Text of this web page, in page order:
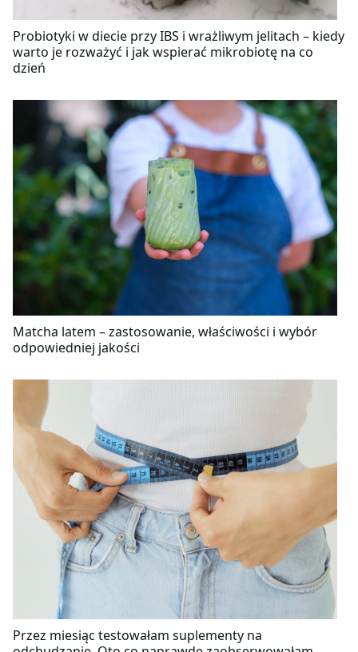
Probiotyki w diecie przy IBS i wrażliwym jelitach – kiedy
warto je rozważyć i jak wspierać mikrobiotę na co
dzień
Matcha latem – zastosowanie, właściwości i wybór
odpowiedniej jakości
Przez miesiąc testowałam suplementy na